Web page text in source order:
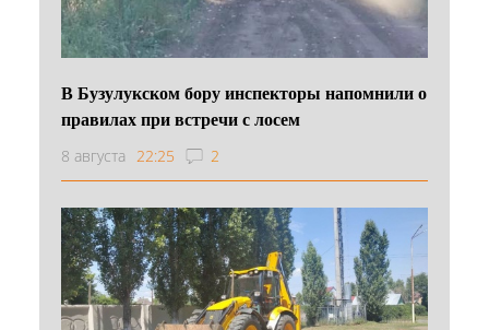
В Бузулукском бору инспекторы напомнили о
правилах при встречи с лосем
8 августа 22:25 2